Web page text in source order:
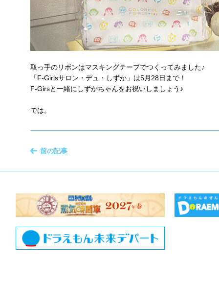
取っ手のリボンはマスキングテープでつくってみました♪
「F-Girlsサロン・デュ・しずか」は5月28日まで！
F-Girsと一緒にしずかちゃんをお祝いしましょう♪
では。
前の記事